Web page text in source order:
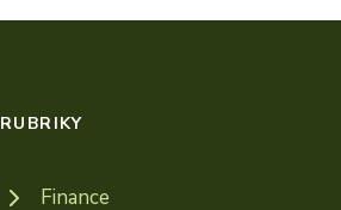
RUBRIKY
Finance